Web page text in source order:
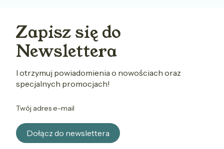
Zapisz się do
Newslettera
I otrzymuj powiadomienia o nowościach oraz
specjalnych promocjach!
Twój adres e-mail
Dołącz do newslettera